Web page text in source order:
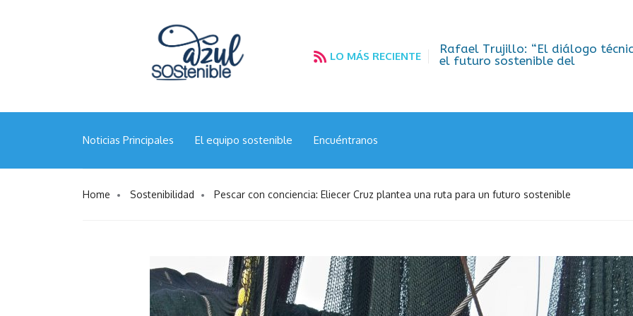
LO MÁS RECIENTE
Rafael Trujillo: “El diálogo técnico y la unidad regional son claves para
el futuro sostenible del
La Comisión
gobernanza oceánica
Noticias Principales El equipo sostenible Encuéntranos
Home Sostenibilidad Pescar con conciencia: Eliecer Cruz plantea una ruta para un futuro sostenible